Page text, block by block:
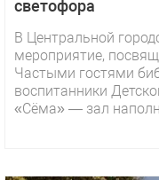
светофора
В Центральной
мероприятие,
Частыми гостями
воспитанники
«Сёма» — зал